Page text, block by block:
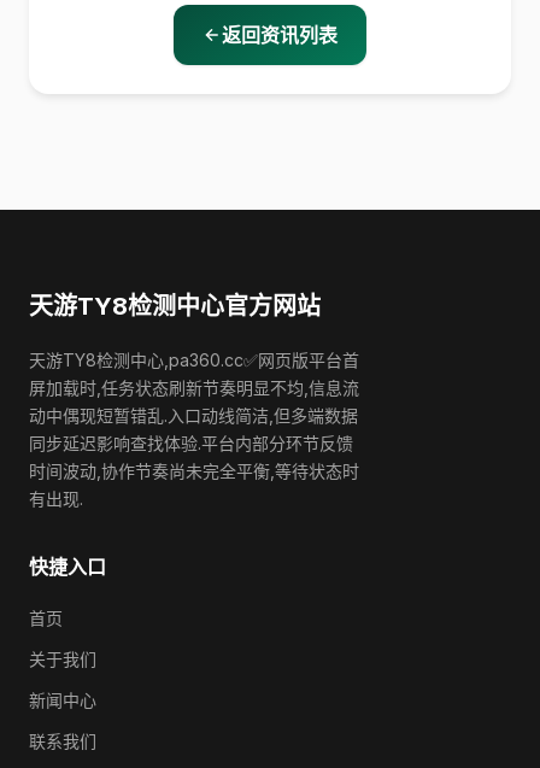
返回资讯列表
天游TY8检测中心官方网站
天游TY8检测中心,pa360.cc✅网页版平台首
屏加载时,任务状态刷新节奏明显不均,信息流
动中偶现短暂错乱.入口动线简洁,但多端数据
同步延迟影响查找体验.平台内部分环节反馈
时间波动,协作节奏尚未完全平衡,等待状态时
有出现.
快捷入口
首页
关于我们
新闻中心
联系我们